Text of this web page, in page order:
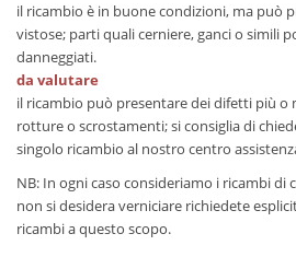
il ricambio è in buone condizioni, ma può
vistose; parti quali cerniere, ganci o simili
danneggiati.
da valutare
il ricambio può presentare dei difetti più o
rotture o scrostamenti; si consiglia di
singolo ricambio al nostro centro
NB: In ogni caso consideriamo i ricambi di
non si desidera verniciare richiedete
ricambi a questo scopo.